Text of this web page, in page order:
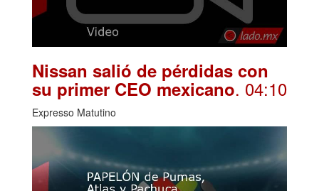
Nissan salió de pérdidas con
su primer CEO mexicano. 04:10
Expresso Matutino